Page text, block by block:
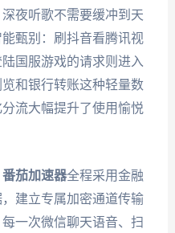
夜听歌不需要缓冲到天
甄别：刷抖音看腾讯视
国服游戏的请求则进入
和银行转账这种轻量数
流大幅提升了使用愉悦
番茄加速器全程采用金融
建立专属加密通道传输
一次微信聊天语音、扫